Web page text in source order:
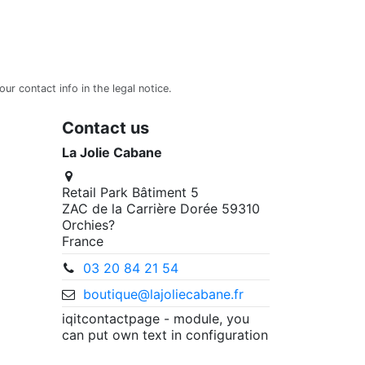
contact info in the legal notice.
Contact us
La Jolie Cabane
Retail Park Bâtiment 5
ZAC de la Carrière Dorée 59310
Orchies?
France
03 20 84 21 54
boutique@lajoliecabane.fr
iqitcontactpage - module, you
can put own text in configuration